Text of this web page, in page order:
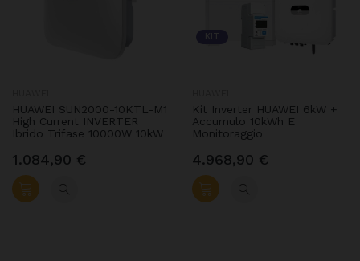
HUAWEI SUN2000-10KTL-M1
High Current INVERTER
Ibrido Trifase 10000W 10kW
1.084,90 €
KIT
Kit Inverter HUAWEI 6kW +
Accumulo 10kWh E
Monitoraggio
4.968,90 €